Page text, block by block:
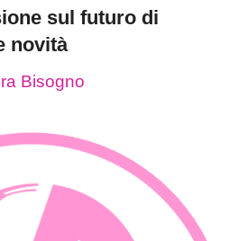
sul futuro di
novità
Bisogno